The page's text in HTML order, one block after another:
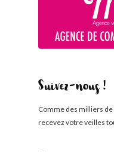
Suivez-nous !
Comme des milliers
recevez votre veilles